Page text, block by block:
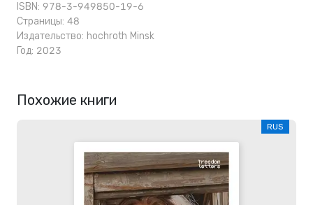
ISBN: 978-3-949850-19-6
Страницы: 48
Издательство: hochroth Minsk
Год: 2023
Похожие книги
RUS